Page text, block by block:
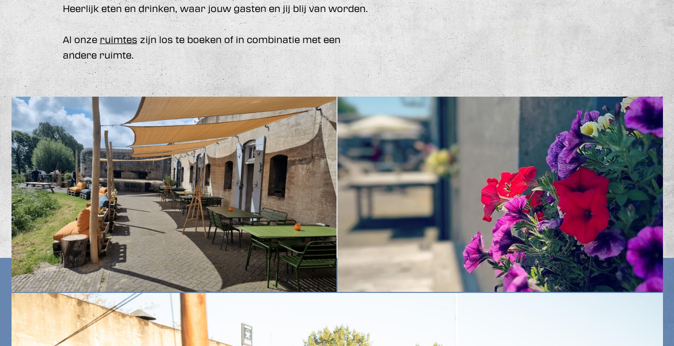
Heerlijk eten en drinken, waar jouw gasten en jij blij van worden.
Al onze ruimteszijn los te boeken of in combinatie met een
andere ruimte.